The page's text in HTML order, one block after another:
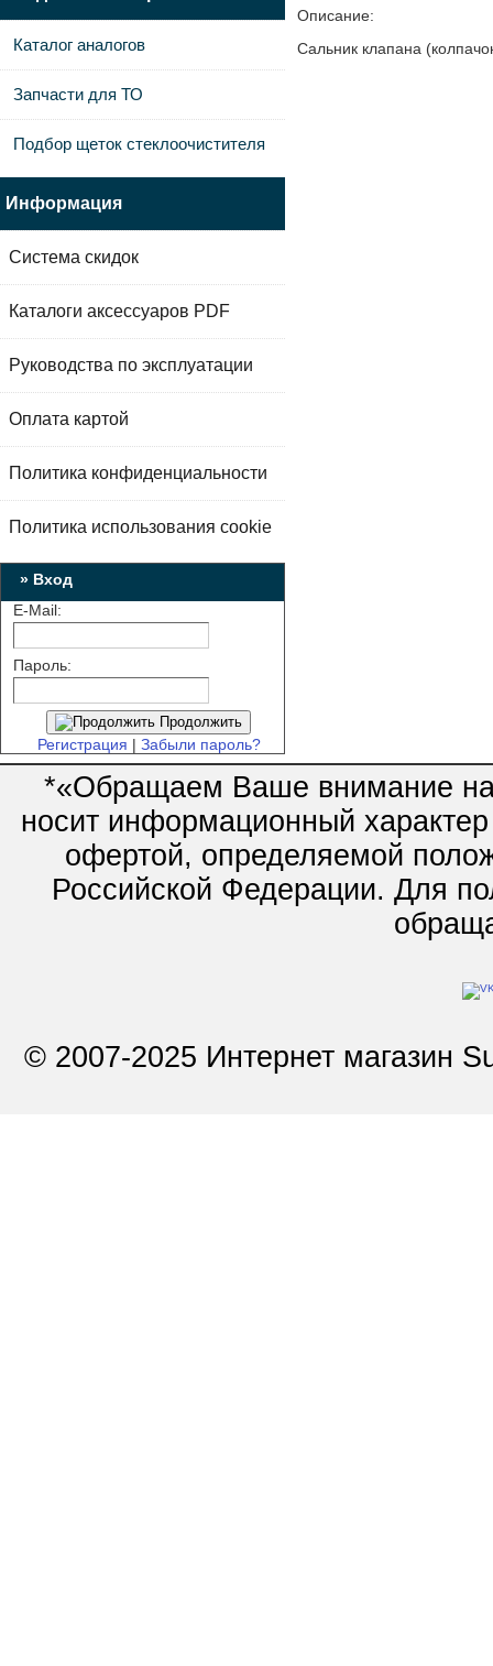
Описание:
Сальник клапана
Каталог аналогов
Запчасти для ТО
Подбор щеток стеклоочистителя
Информация
Система скидок
Каталоги аксессуаров PDF
Руководства по эксплуатации
Оплата картой
Политика конфиденциальности
Политика использования cookie
» Вход
E-Mail:
Пароль:
Продолжить
Регистрация | Забыли пароль?
*«Обращаем Ваше внимание на
носит информационный
офертой, определяемой
Российской Федерации. Для
© 2007-2025 Интернет магазин